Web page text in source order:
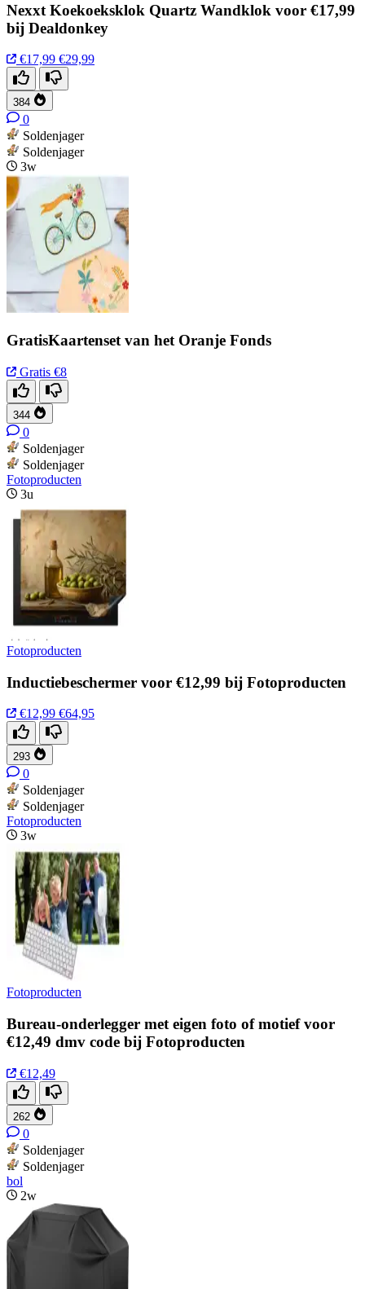
Nexxt Koekoeksklok Quartz Wandklok voor €17,99
bij Dealdonkey
€17,99 €29,99
384
0
Soldenjager
Soldenjager
3w
GratisKaartenset van het Oranje Fonds
Gratis €8
344
0
Soldenjager
Soldenjager
Fotoproducten
3u
Fotoproducten
Inductiebeschermer voor €12,99 bij Fotoproducten
€12,99 €64,95
293
0
Soldenjager
Soldenjager
Fotoproducten
3w
Fotoproducten
Bureau-onderlegger met eigen foto of motief voor
€12,49 dmv code bij Fotoproducten
€12,49
262
0
Soldenjager
Soldenjager
bol
2w